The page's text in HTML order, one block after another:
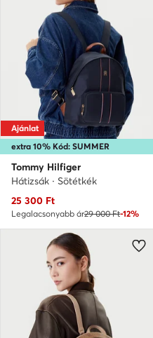
extra 10% Kód: SUMMER
Ajánlat
Tommy Hilfiger
Hátizsák · Sötétkék
Aktuális ár
25 300 Ft
Legalacsonyabb ár29 000 Ft-12%